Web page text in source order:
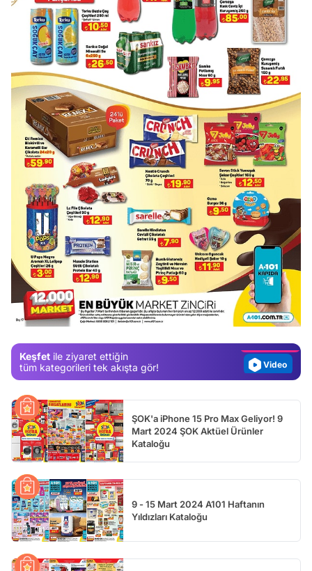
Keşfet ile ziyaret ettiğin
tüm kategorileri tek akışta gör!
Video
Test
Gündem
Magazin
Video
Test
ŞOK'a iPhone 15 Pro Max Geliyor! 9
Mart 2024 ŞOK Aktüel Ürünler
Kataloğu
9 - 15 Mart 2024 A101 Haftanın
Yıldızları Kataloğu